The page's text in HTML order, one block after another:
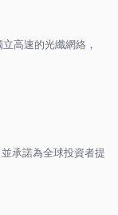
高速的光纖網絡，
承諾為全球投資者提